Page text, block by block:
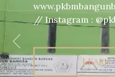
// Instagram :
LEARN
Previous